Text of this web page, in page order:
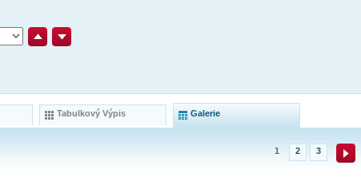
Tabulkový Výpis Galerie
1 2 3